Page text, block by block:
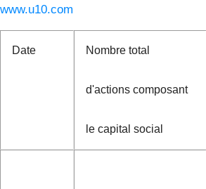
www.u10.com
Date Nombre total
d'actions composant
le capital social